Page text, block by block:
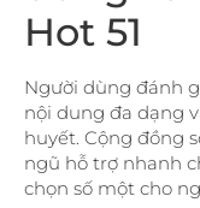
Hot 51
Người dùng đánh
nội dung đa dạng
huyết. Cộng đồng
ngũ hỗ trợ nhanh
chọn số một cho